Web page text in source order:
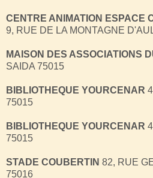
CENTRE ANIMATION ESPACE
9, RUE DE LA MONTAGNE
MAISON DES ASSOCIATIONS
SAIDA 75015
BIBLIOTHEQUE YOURCENAR
75015
BIBLIOTHEQUE YOURCENAR
75015
STADE COUBERTIN 82, RUE
75016